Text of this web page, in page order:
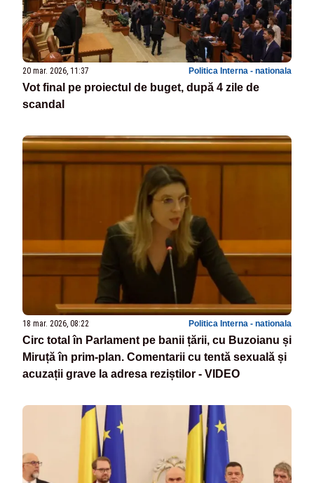
20 mar. 2026, 11:37 Politica Interna - nationala
Vot final pe proiectul de buget, după 4 zile de
scandal
18 mar. 2026, 08:22 Politica Interna - nationala
Circ total în Parlament pe banii țării, cu Buzoianu și
Miruță în prim-plan. Comentarii cu tentă sexuală și
acuzații grave la adresa reziștilor - VIDEO